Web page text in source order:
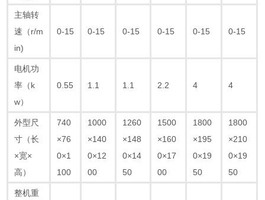
主轴转
速（r/m
in)
0-15 0-15 0-15 0-15 0-15 0-15
电机功
率（k
w）
0.55 1.1 1.1 2.2 4 4
外型尺
寸（长
×宽×
高）
740
×76
0×1
100
1000
×140
0×12
00
1260
×148
0×14
50
1500
×160
0×17
00
1800
×195
0×19
50
1800
×210
0×19
50
整机重